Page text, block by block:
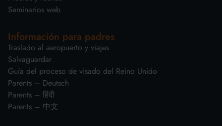
Seminarios web
Información para padres
Traslado al aeropuerto y viajes
Salvaguardar
Guía del proceso de visado del Reino Unido
Parents – Deutsch
Parents – हिंदी
Parents – 中文